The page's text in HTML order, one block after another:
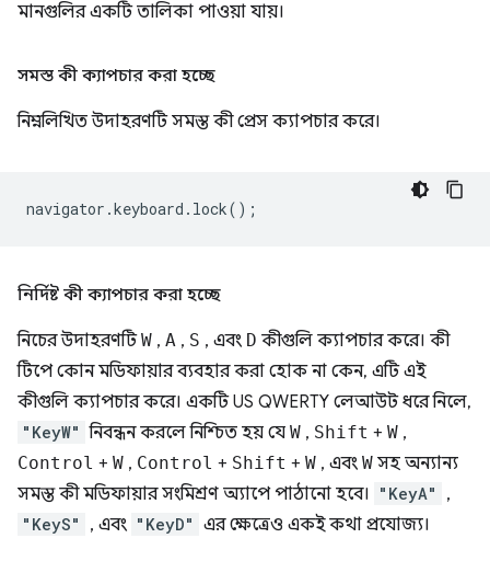
মানগুলির একটি তালিকা পাওয়া যায়।
সমস্ত কী ক্যাপচার করা হচ্ছে
নিম্নলিখিত উদাহরণটি সমস্ত কী প্রেস ক্যাপচার করে।
navigator .keyboard . lock();
নির্দিষ্ট কী ক্যাপচার করা হচ্ছে
নিচের উদাহরণটিW , A , S , এবং D কীগুলি ক্যাপচার করে। কী
টিপে কোন মডিফায়ার ব্যবহার করা হোক না কেন, এটি এই
কীগুলি ক্যাপচার করে। একটি US QWERTY লেআউট ধরে নিলে,
"KeyW" নিবন্ধন করলে নিশ্চিত হয় যে W , Shift + W ,
Control + W , Control + Shift + W , এবং W সহ অন্যান্য
সমস্ত কী মডিফায়ার সংমিশ্রণ অ্যাপে পাঠানো হবে। "KeyA" ,
"KeyS" , এবং "KeyD" এর ক্ষেত্রেও একই কথা প্রযোজ্য।